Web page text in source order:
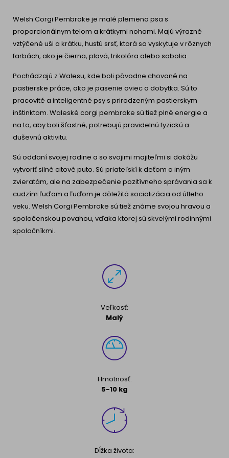
VÝCHOVA PSOV
Školenia
MÁM PSA
Život so psom
Šteňa doma
Doplnky pre psa
Maškrty a doplnky stravy
Ako rozumieť mačke
Život s mačkou
Mačiatko doma
Výchova mačky
Príslušenstvo pre mačky
PLEMENÁ MAČIEK
Britská krátkosrstá mačka
KONE
Welsh Corgi Pembroke je malé plemeno psa s
proporcionálnym telom a krátkymi nohami. Majú výrazné
vztýčené uši a krátku, hustú srsť, ktorá sa vyskytuje v rôznych
farbách, ako je čierna, plavá, trikolóra alebo sobolia.
Pochádzajú z Walesu, kde boli pôvodne chované na
pastierske práce, ako je pasenie oviec a dobytka. Sú to
pracovité a inteligentné psy s prirodzeným pastierskym
inštinktom. Waleské corgi pembroke sú tiež plné energie a
na to, aby boli šťastné, potrebujú pravidelnú fyzickú a
duševnú aktivitu.
Sú oddaní svojej rodine a so svojimi majiteľmi si dokážu
vytvoriť silné citové puto. Sú priateľskí k deťom a iným
zvieratám, ale na zabezpečenie pozitívneho správania sa k
cudzím ľuďom a ľuďom je dôležitá socializácia od útleho
veku. Welsh Corgi Pembroke sú tiež známe svojou hravou a
spoločenskou povahou, vďaka ktorej sú skvelými rodinnými
spoločníkmi.
Veľkosť:
Malý
Hmotnosť:
5-10 kg
Dĺžka života: